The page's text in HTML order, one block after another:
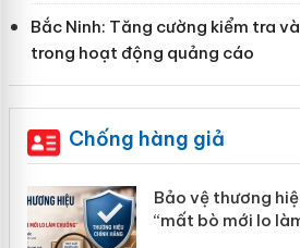
Bắc Ninh: Tăng cường kiểm tra
trong hoạt động quảng cáo
Chống hàng giả
Bảo vệ thương hiệu từ gốc:
“mất bò mới lo làm chuồng”